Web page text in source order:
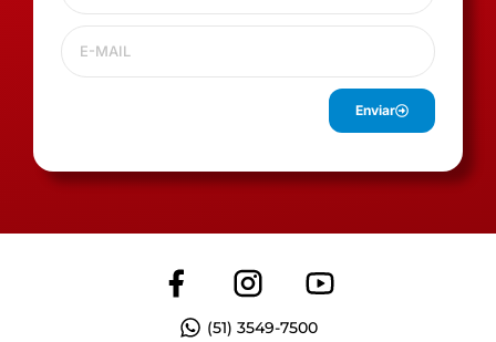
Enviar
(51) 3549-7500